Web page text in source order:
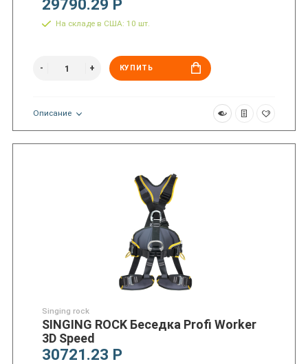
29790.29 Р
На складе в США: 10 шт.
КУПИТЬ
Описание
Singing rock
SINGING ROCK Беседка Profi Worker
3D Speed
30721.23 Р